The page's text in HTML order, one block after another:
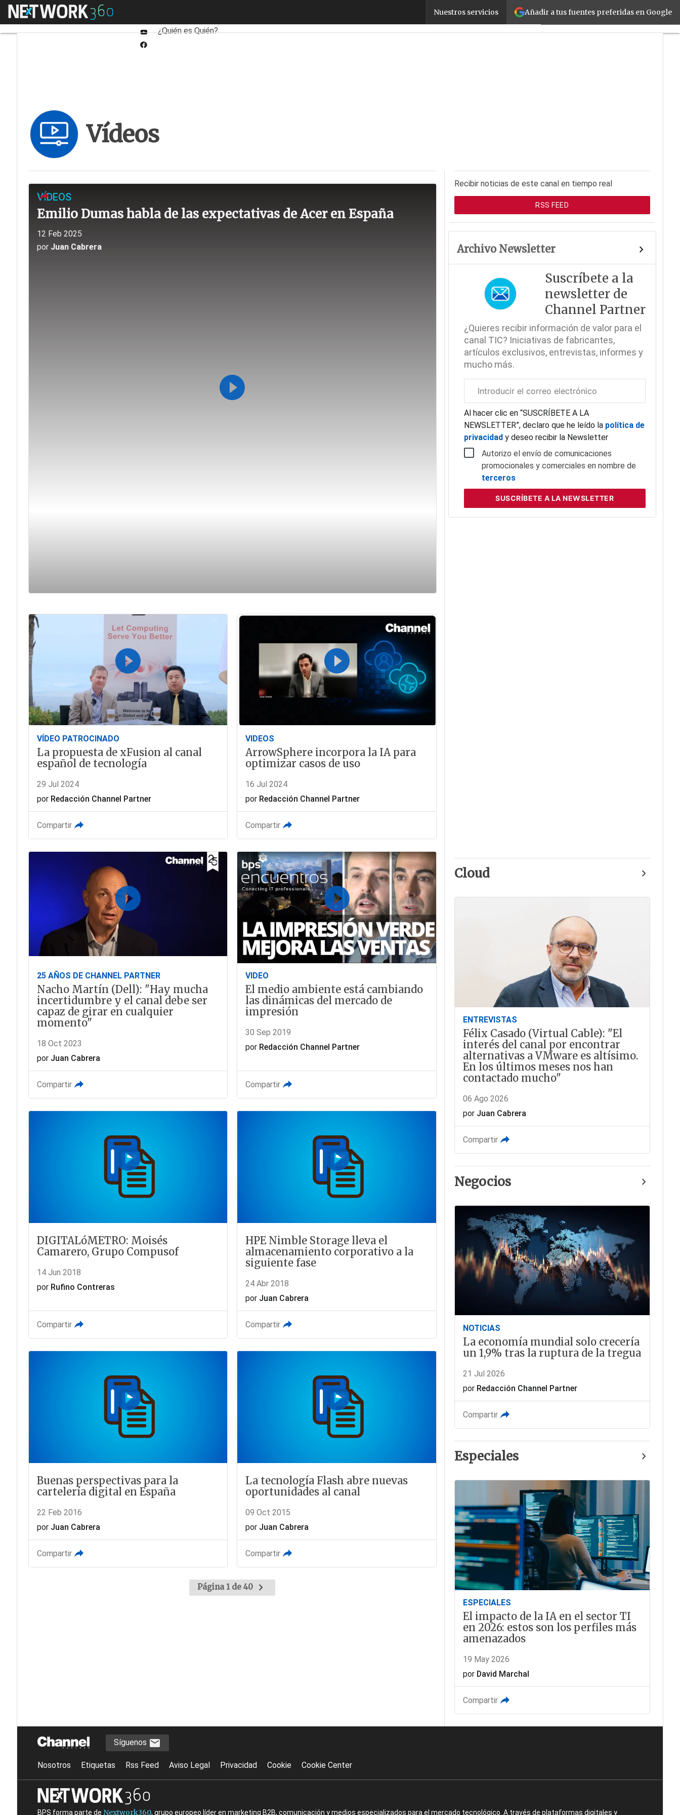
Añadir a tus fuentes preferidas en Google
Nuestros servicios
Menú
Youtube-
SeguridadLa Guía del ISV
¿Quién es Quién?
Vídeos
VÍDEOS
Emilio Dumas habla de las expectativas de Acer en España
12 Feb 2025
por Juan Cabrera
VÍDEO PATROCINADO
La propuesta de xFusion al canal
español de tecnología
29 Jul 2024
por Redacción Channel Partner
Compartir
VIDEOS
ArrowSphere incorpora la IA para
optimizar casos de uso
16 Jul 2024
por Redacción Channel Partner
Compartir
25 AÑOS DE CHANNEL PARTNER
Nacho Martín (Dell): "Hay mucha
incertidumbre y el canal debe ser
capaz de girar en cualquier
momento"
18 Oct 2023
por Juan Cabrera
Compartir
VIDEO
El medio ambiente está cambiando
las dinámicas del mercado de
impresión
30 Sep 2019
por Redacción Channel Partner
Compartir
DIGITALóMETRO: Moisés
Camarero, Grupo Compusof
14 Jun 2018
por Rufino Contreras
Compartir
HPE Nimble Storage lleva el
almacenamiento corporativo a la
siguiente fase
24 Abr 2018
por Juan Cabrera
Compartir
Buenas perspectivas para la
cartelería digital en España
22 Feb 2016
por Juan Cabrera
Compartir
La tecnología Flash abre nuevas
oportunidades al canal
09 Oct 2015
por Juan Cabrera
Compartir
Página 1 de 40
Recibir noticias de este canal en tiempo real
RSS FEED
Archivo Newsletter
Suscríbete a la
newsletter de
Channel Partner
¿Quieres recibir información de valor para el
canal TIC? Iniciativas de fabricantes,
artículos exclusivos, entrevistas, informes y
mucho más.
electrónico
corporativo
Al hacer clic en “SUSCRÍBETE A LA
NEWSLETTER”, declaro que he leído lapolítica de
privacidad y deseo recibir la Newsletter
Autorizo el envío de comunicaciones
promocionales y comerciales en nombre de
terceros
SUSCRÍBETE A LA NEWSLETTER
Cloud
ENTREVISTAS
Félix Casado (Virtual Cable): "El
interés del canal por encontrar
alternativas a VMware es altísimo.
En los últimos meses nos han
contactado mucho"
06 Ago 2026
por Juan Cabrera
Compartir
Negocios
NOTICIAS
La economía mundial solo crecería
un 1,9% tras la ruptura de la tregua
21 Jul 2026
por Redacción Channel Partner
Compartir
Especiales
ESPECIALES
El impacto de la IA en el sector TI
en 2026: estos son los perfiles más
amenazados
19 May 2026
por David Marchal
Compartir
Síguenos
Nosotros Etiquetas Rss Feed Aviso Legal Privacidad Cookie Cookie Center
BPS forma parte de Nextwork360, grupo europeo líder en marketing B2B, comunicación y medios especializados para el mercado tecnológico. A través de plataformas digitales y